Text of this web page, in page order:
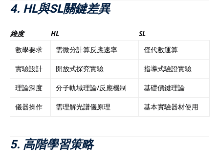
4. HL與SL關鍵差異
維度 HL
SL
數學要求
需微分計算反應速率 僅代數運算
實驗設計 開放式探究實驗 指導式驗證實驗
理論深度 分子軌域理論/反應機制 基礎價鍵理論
儀器操作 需理解光譜儀原理 基本實驗器材使用
5. 高階學習策略